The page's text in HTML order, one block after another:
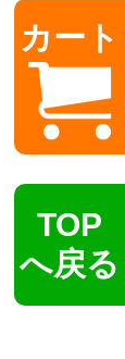
カート
TOP
へ戻る